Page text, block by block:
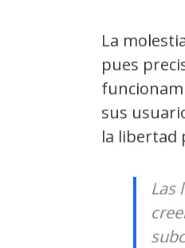
La
pues
sus
la libertad
Las